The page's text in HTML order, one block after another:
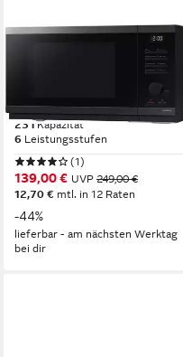
800W
Leistung
23 l Kapazität
6 Leistungsstufen
(1)
139,00 € UVP 249,00 €
12,70 € mtl. in 12 Raten
-44%
lieferbar - am nächsten Werktag
bei dir